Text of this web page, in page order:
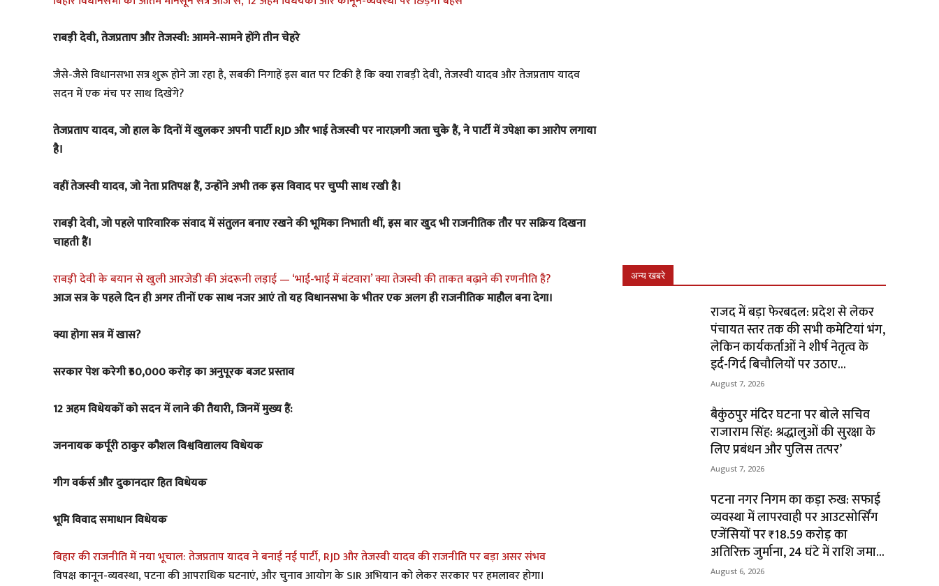
राबड़ी देवी, तेजप्रताप और तेजस्वी: आमने-सामने होंगे तीन चेहरे
जैसे-जैसे विधानसभा सत्र शुरू होने जा रहा है, सबकी निगाहें इस बात पर टिकी हैं कि क्या राबड़ी देवी, तेजस्वी यादव और तेजप्रताप यादव
सदन में एक मंच पर साथ दिखेंगे?
तेजप्रताप यादव, जो हाल के दिनों में खुलकर अपनी पार्टी RJD और भाई तेजस्वी पर नाराज़गी जता चुके हैं, ने पार्टी में उपेक्षा का आरोप लगाया
है।
वहीं तेजस्वी यादव, जो नेता प्रतिपक्ष हैं, उन्होंने अभी तक इस विवाद पर चुप्पी साध रखी है।
राबड़ी देवी, जो पहले पारिवारिक संवाद में संतुलन बनाए रखने की भूमिका निभाती थीं, इस बार खुद भी राजनीतिक तौर पर सक्रिय दिखना
चाहती हैं।
राबड़ी देवी के बयान से खुली आरजेडी की अंदरूनी लड़ाई — ‘भाई-भाई में बंटवारा’ क्या तेजस्वी की ताकत बढ़ाने की रणनीति है?
आज सत्र के पहले दिन ही अगर तीनों एक साथ नजर आएं तो यह विधानसभा के भीतर एक अलग ही राजनीतिक माहौल बना देगा।
क्या होगा सत्र में खास?
सरकार पेश करेगी ₹50,000 करोड़ का अनुपूरक बजट प्रस्ताव
12 अहम विधेयकों को सदन में लाने की तैयारी, जिनमें मुख्य हैं:
जननायक कर्पूरी ठाकुर कौशल विश्वविद्यालय विधेयक
गीग वर्कर्स और दुकानदार हित विधेयक
भूमि विवाद समाधान विधेयक
बिहार की राजनीति में नया भूचाल: तेजप्रताप यादव ने बनाई नई पार्टी, RJD और तेजस्वी यादव की राजनीति पर बड़ा असर संभव
विपक्ष कानून-व्यवस्था, पटना की आपराधिक घटनाएं, और चुनाव आयोग के SIR अभियान को लेकर सरकार पर हमलावर होगा।
अन्य खबरे
राजद में बड़ा फेरबदल: प्रदेश से लेकर
पंचायत स्तर तक की सभी कमेटियां भंग,
लेकिन कार्यकर्ताओं ने शीर्ष नेतृत्व के
इर्द-गिर्द बिचौलियों पर उठाए...
August 7, 2026
बैकुंठपुर मंदिर घटना पर बोले सचिव
राजाराम सिंह: श्रद्धालुओं की सुरक्षा के
लिए प्रबंधन और पुलिस तत्पर’
August 7, 2026
पटना नगर निगम का कड़ा रुख: सफाई
व्यवस्था में लापरवाही पर आउटसोर्सिंग
एजेंसियों पर ₹18.59 करोड़ का
अतिरिक्त जुर्माना, 24 घंटे में राशि जमा...
August 6, 2026